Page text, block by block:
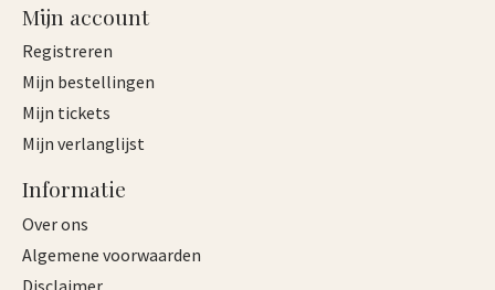
Mijn account
Registreren
Mijn bestellingen
Mijn tickets
Mijn verlanglijst
Informatie
Over ons
Algemene voorwaarden
Disclaimer